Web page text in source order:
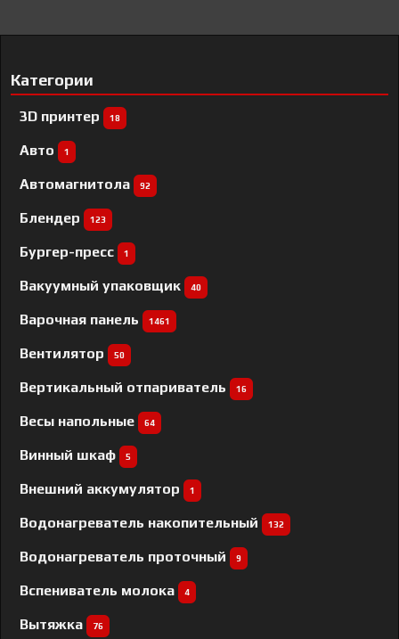
Категории
3D принтер 18
Авто 1
Автомагнитола 92
Блендер 123
Бургер-пресс 1
Вакуумный упаковщик 40
Варочная панель 1461
Вентилятор 50
Вертикальный отпариватель 16
Весы напольные 64
Винный шкаф 5
Внешний аккумулятор 1
Водонагреватель накопительный 132
Водонагреватель проточный 9
Вспениватель молока 4
Вытяжка 76